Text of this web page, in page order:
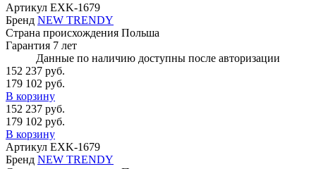
Артикул EXK-1679
Бренд NEW TRENDY
Страна происхождения Польша
Гарантия 7 лет
Данные по наличию доступны после авторизации
152 237 руб.
179 102 руб.
В корзину
152 237 руб.
179 102 руб.
В корзину
Артикул EXK-1679
Бренд NEW TRENDY